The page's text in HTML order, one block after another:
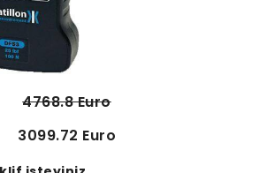
4768.8 Euro
3099.72 Euro